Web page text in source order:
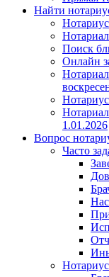
Найти
Поиск
Онлайн
1.01.2026
Вопрос
Часто